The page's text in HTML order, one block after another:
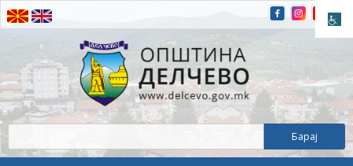
Прескокнете на содржината
Општина Делчево
Општина Делчево